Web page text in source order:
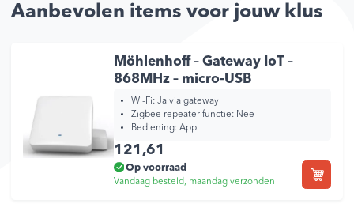
Aanbevolen items voor jouw klus
Möhlenhoff – Gateway IoT –
868MHz – micro-USB
Wi-Fi: Ja via gateway
Zigbee repeater functie: Nee
Bediening: App
121,61
Op voorraad
Vandaag besteld, maandag verzonden